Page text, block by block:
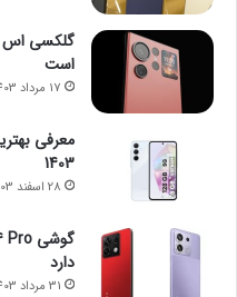
است
17 مرداد 1403
1403
28 اسفند 1403
دارد
31 مرداد 1403